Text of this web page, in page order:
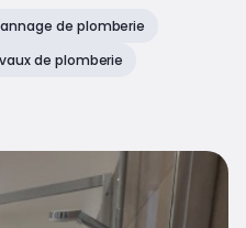
de plomberie
de plomberie